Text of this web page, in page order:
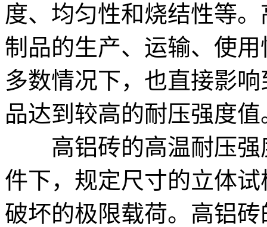
度、均匀性和烧结性等
制品的生产、运输、使
多数情况下，也直接影
品达到较高的耐压强度值
高铝砖的高温耐压强
件下，规定尺寸的立体
破坏的极限载荷。高铝